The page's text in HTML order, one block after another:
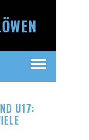
U17: